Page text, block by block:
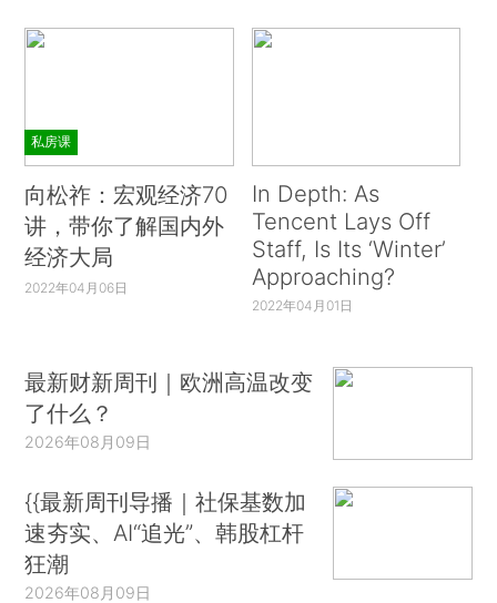
私房课
向松祚：宏观经济70
讲，带你了解国内外
经济大局
2022年04月06日
In Depth: As
Tencent Lays Off
Staff, Is Its ‘Winter’
Approaching?
2022年04月01日
最新财新周刊｜欧洲高温改变
了什么？
2026年08月09日
{{最新周刊导播｜社保基数加
速夯实、AI“追光”、韩股杠杆
狂潮
2026年08月09日